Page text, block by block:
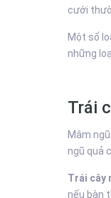
cưới
Một số
những
Trái
Mâm
ngũ quả
Trái cây
nếu bàn